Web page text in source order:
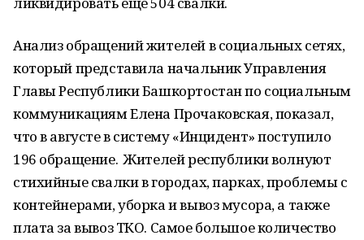
Анализ обращений жителей в социальных сетях,
который представила начальник Управления
Главы Республики Башкортостан по социальным
коммуникациям Елена Прочаковская, показал,
что в августе в систему «Инцидент» поступило
196 обращение. Жителей республики волнуют
стихийные свалки в городах, парках, проблемы с
контейнерами, уборка и вывоз мусора, а также
плата за вывоз ТКО. Самое большое количество